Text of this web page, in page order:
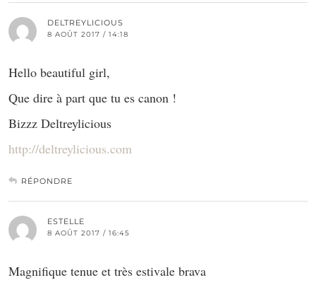
DELTREYLICIOUS
8 AOÛT 2017 / 14:18
Hello beautiful girl,
Que dire à part que tu es canon !
Bizzz Deltreylicious
http://deltreylicious.com
RÉPONDRE
ESTELLE
8 AOÛT 2017 / 16:45
Magnifique tenue et très estivale brava